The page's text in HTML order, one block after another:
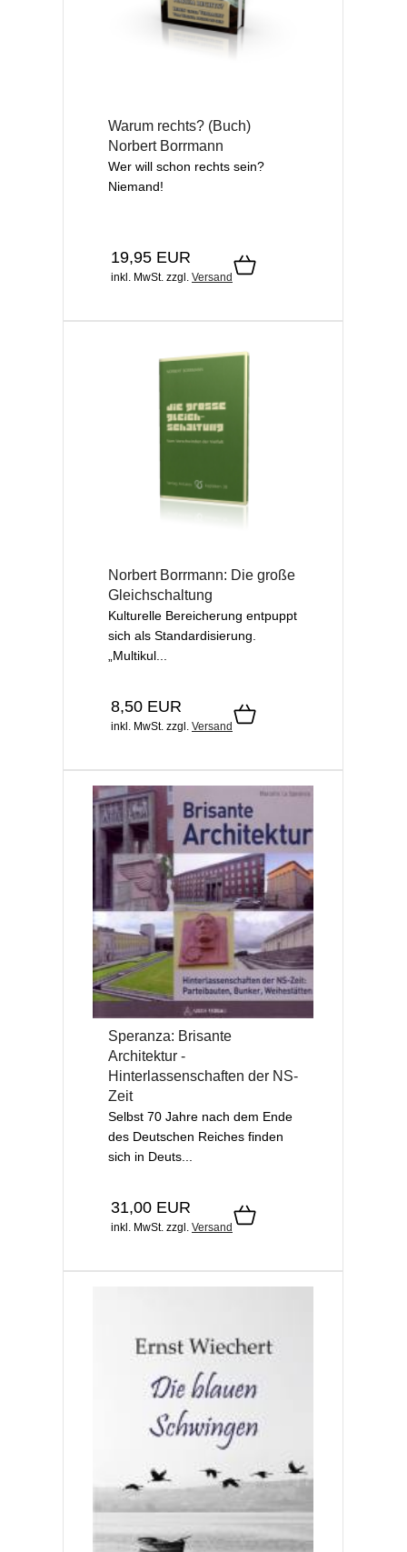
Warum rechts? (Buch)
Norbert Borrmann
Wer will schon rechts sein?
Niemand!
19,95 EUR
inkl. MwSt. zzgl. Versand
Norbert Borrmann: Die große
Gleichschaltung
Kulturelle Bereicherung entpuppt
sich als Standardisierung.
„Multikul...
8,50 EUR
inkl. MwSt. zzgl. Versand
Speranza: Brisante
Architektur -
Hinterlassenschaften der NS-
Zeit
Selbst 70 Jahre nach dem Ende
des Deutschen Reiches finden
sich in Deuts...
31,00 EUR
inkl. MwSt. zzgl. Versand